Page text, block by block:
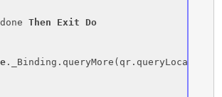
Then Exit Do
._Binding.queryMore(qr.queryLocator)